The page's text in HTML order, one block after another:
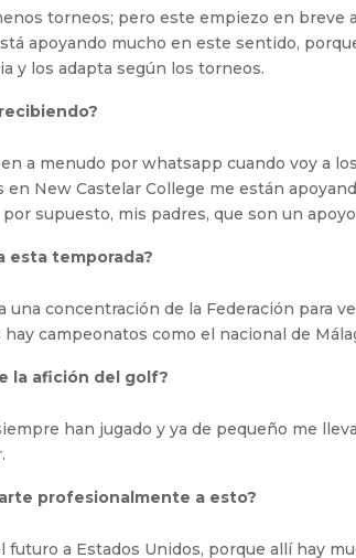
torneos; pero este empiezo en breve
apoyando mucho en este sentido,
y los adapta según los torneos.
a menudo por whatsapp cuando voy a
en New Castelar College me están
por supuesto, mis padres, que son un
esta temporada?
una concentración de la Federación para
hay campeonatos como el nacional de
la afición del golf?
han jugado y ya de pequeño me
profesionalmente a esto?
futuro a Estados Unidos, porque allí hay